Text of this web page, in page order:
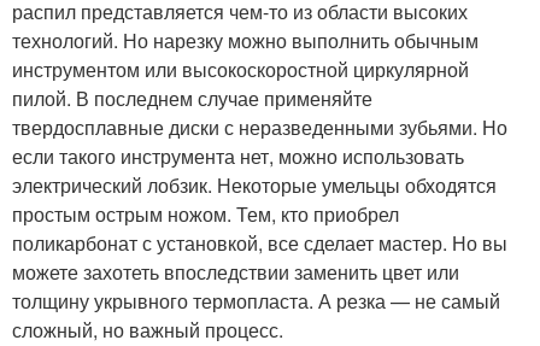
распил представляется чем-то из области высоких
технологий. Но нарезку можно выполнить обычным
инструментом или высокоскоростной циркулярной
пилой. В последнем случае применяйте
твердосплавные диски с неразведенными зубьями. Но
если такого инструмента нет, можно использовать
электрический лобзик. Некоторые умельцы обходятся
простым острым ножом. Тем, кто приобрел
поликарбонат с установкой, все сделает мастер. Но вы
можете захотеть впоследствии заменить цвет или
толщину укрывного термопласта. А резка — не самый
сложный, но важный процесс.